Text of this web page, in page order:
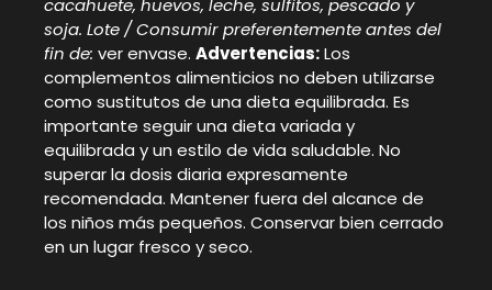
cacahuete, huevos, leche, sulfitos, pescado y
soja. Lote / Consumir preferentemente antes del
fin de: ver envase. Advertencias:Los
complementos alimenticios no deben utilizarse
como sustitutos de una dieta equilibrada. Es
importante seguir una dieta variada y
equilibrada y un estilo de vida saludable. No
superar la dosis diaria expresamente
recomendada. Mantener fuera del alcance de
los niños más pequeños. Conservar bien cerrado
en un lugar fresco y seco.